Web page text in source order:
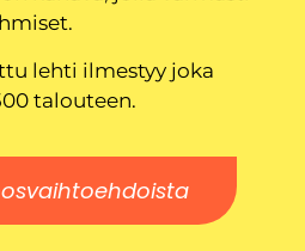
lehti ilmestyy joka
talouteen.